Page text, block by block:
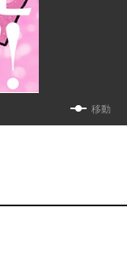
移動